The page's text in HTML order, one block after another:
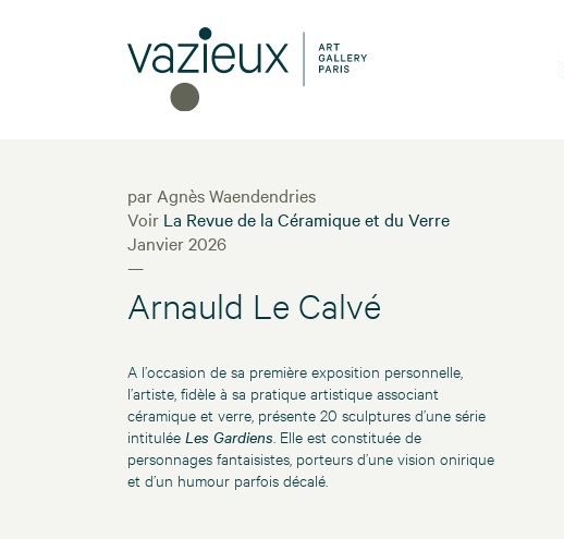
par Agnès Waendendries
Voir La Revue de la Céramique et du Verre
Janvier 2026
—
Arnauld Le Calvé
A l’occasion de sa première exposition personnelle,
l’artiste, fidèle à sa pratique artistique associant
céramique et verre, présente 20 sculptures d’une série
intitulée Les Gardiens . Elle est constituée de
personnages fantaisistes, porteurs d’une vision onirique
et d’un humour parfois décalé.